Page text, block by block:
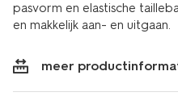
pasvorm en elastische
en makkelijk aan- en uitgaan.
meer